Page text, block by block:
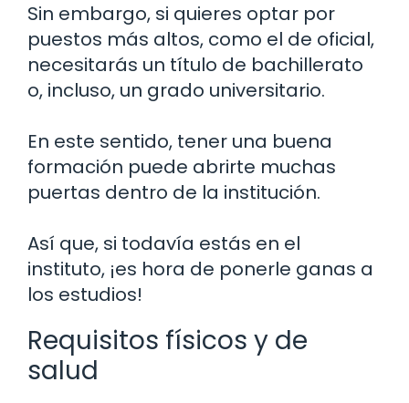
Sin embargo, si quieres optar por
puestos más altos, como el de oficial,
necesitarás un título de bachillerato
o, incluso, un grado universitario.
En este sentido, tener una buena
formación puede abrirte muchas
puertas dentro de la institución.
Así que, si todavía estás en el
instituto, ¡es hora de ponerle ganas a
los estudios!
Requisitos físicos y de
salud